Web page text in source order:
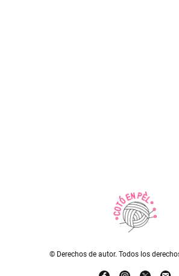
© Derechos de autor. Todos los